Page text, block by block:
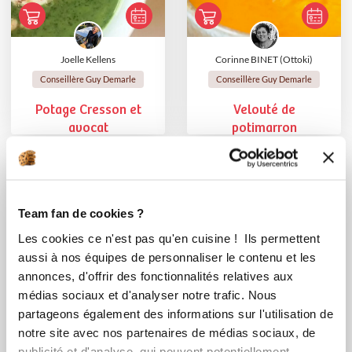
Team fan de cookies ?
Les cookies ce n'est pas qu'en cuisine ! Ils permettent
aussi à nos équipes de personnaliser le contenu et les
annonces, d'offrir des fonctionnalités relatives aux
médias sociaux et d'analyser notre trafic. Nous
partageons également des informations sur l'utilisation de
notre site avec nos partenaires de médias sociaux, de
Joelle Kellens
Conseillère Guy Demarle
Potage Cresson et
avocat
Corinne BINET (Ottoki)
Conseillère Guy Demarle
Velouté de
potimarron
aureliem_a350 karinel_b476